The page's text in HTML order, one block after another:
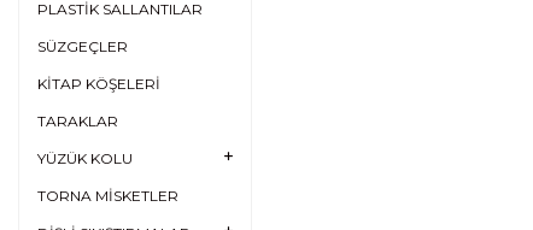
PLASTİK SALLANTILAR
SÜZGEÇLER
KİTAP KÖŞELERİ
TARAKLAR
YÜZÜK KOLU
TORNA MİSKETLER